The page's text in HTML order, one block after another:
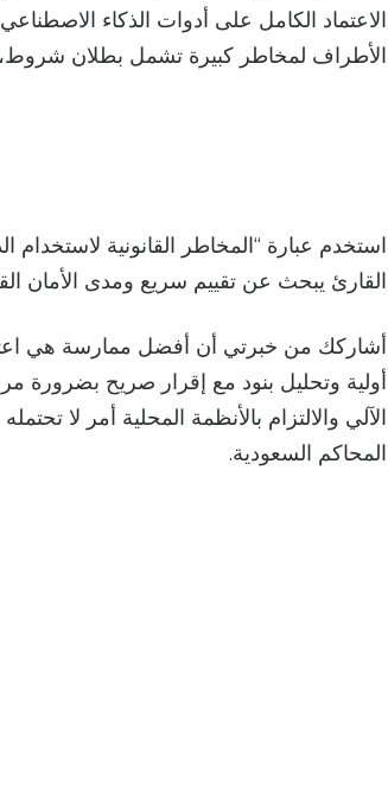
الاعتماد الكامل على أدوات الذكاء
الأطراف لمخاطر كبيرة تشمل بطلان شروط،
استخدم عبارة “المخاطر القانونية لاستخدام
القارئ يبحث عن تقييم سريع ومدى الأمان
أشاركك من خبرتي أن أفضل ممارسة هي
أولية وتحليل بنود مع إقرار صريح بضرورة
الآلي والالتزام بالأنظمة المحلية أمر لا
المحاكم السعودية.